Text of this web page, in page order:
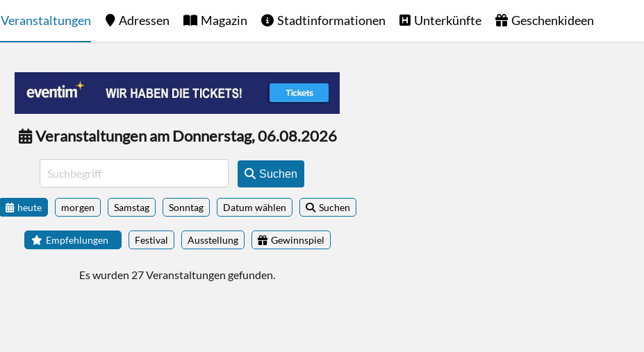
Veranstaltungen Adressen Magazin Stadtinformationen Unterkünfte Geschenkideen
Veranstaltungen am Donnerstag, 06.08.2026
Suchen
heute morgen Samstag Sonntag Datum wählen Suchen
Empfehlungen Festival Ausstellung Gewinnspiel
Es wurden 27 Veranstaltungen gefunden.